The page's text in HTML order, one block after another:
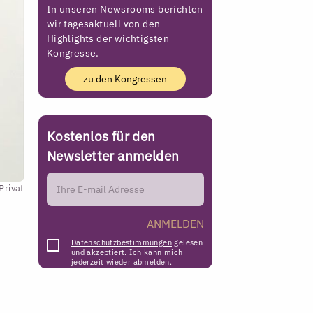
In unseren Newsrooms berichten
wir tagesaktuell von den
Highlights der wichtigsten
Kongresse.
zu den Kongressen
Kostenlos für den
Newsletter anmelden
ANMELDEN
Datenschutzbestimmungen gelesen
und akzeptiert. Ich kann mich
jederzeit wieder abmelden.